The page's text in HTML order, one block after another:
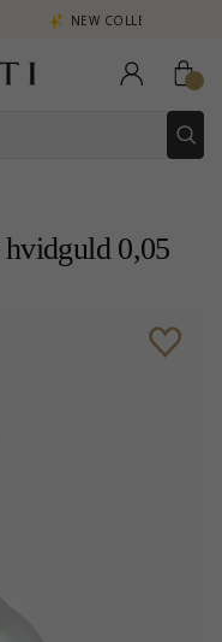
NEW COLLECTION | AURA
0,05